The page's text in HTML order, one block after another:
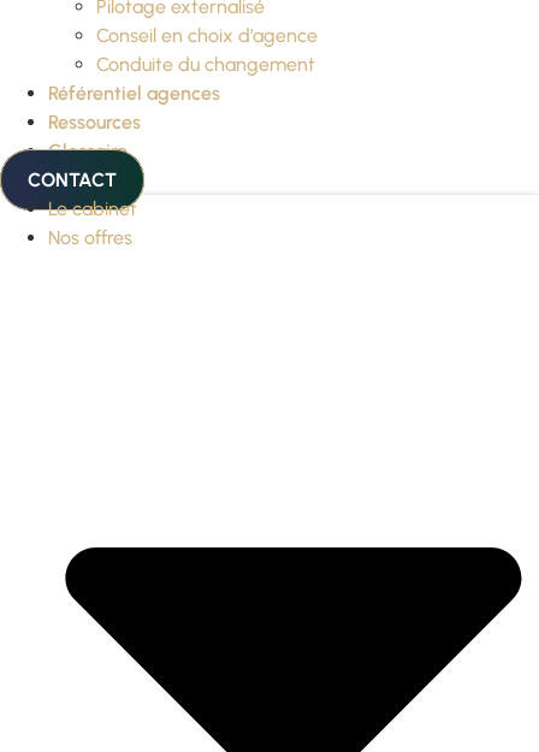
Pilotage externalisé
Conseil en choix d’agence
Conduite du changement
Référentiel agences
Ressources
Glossaire
CONTACT
Le cabinet
Nos offres